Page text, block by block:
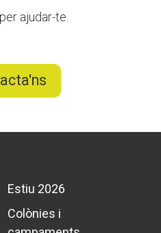
ajudar-te.
Estiu 2026
Colònies i